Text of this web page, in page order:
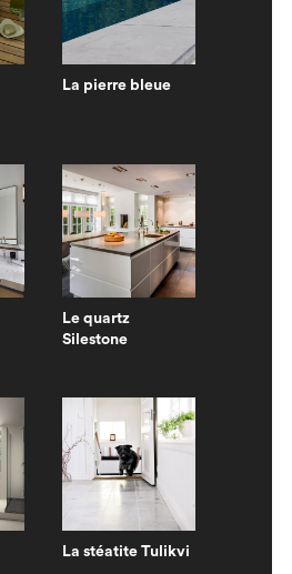
La pierre bleue
Le quartz
Silestone
La stéatite Tulikvi